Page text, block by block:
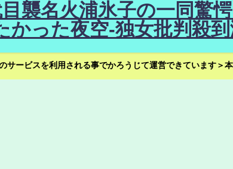
襲名火浦氷子の一同驚
かった夜空-独女批判殺
サービスを利用される事でかろうじて運営できています＞